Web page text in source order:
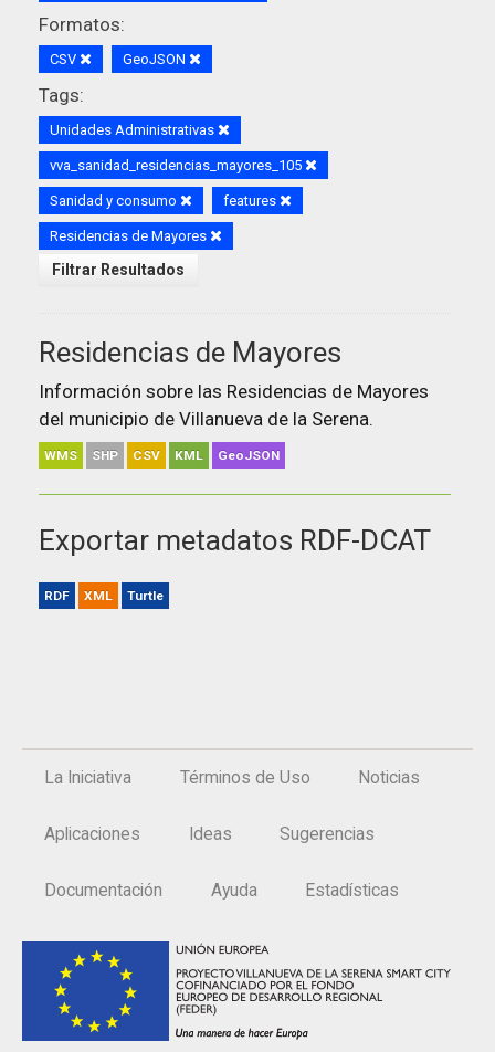
Formatos:
CSV GeoJSON
Tags:
Unidades Administrativas
vva_sanidad_residencias_mayores_105
Sanidad y consumo features
Residencias de Mayores
Filtrar Resultados
Residencias de Mayores
Información sobre las Residencias de Mayores
del municipio de Villanueva de la Serena.
WMS SHP CSV KML GeoJSON
Exportar metadatos RDF-DCAT
RDF XML Turtle
La Iniciativa Términos de Uso Noticias
Aplicaciones Ideas Sugerencias
Documentación Ayuda Estadísticas